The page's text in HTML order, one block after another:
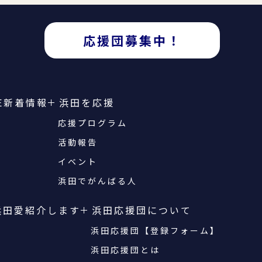
応援団募集中！
新着情報 浜田を応援
応援プログラム
活動報告
イベント
浜田でがんばる人
愛紹介します 浜田応援団について
浜田応援団【登録フォーム】
浜田応援団とは